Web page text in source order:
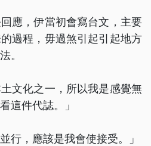
應，伊當初會寫台文，主要
過程，毋過煞引起引起地方
。
文化之一，所以我是感覺無
這件代誌。」
行，應該是我會使接受。」